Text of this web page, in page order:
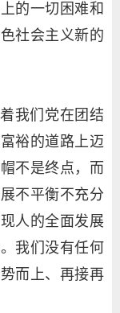
的一切困难和
社会主义新的
我们党在团结
裕的道路上迈
不是终点，而
不平衡不充分
人的全面发展
我们没有任何
而上、再接再